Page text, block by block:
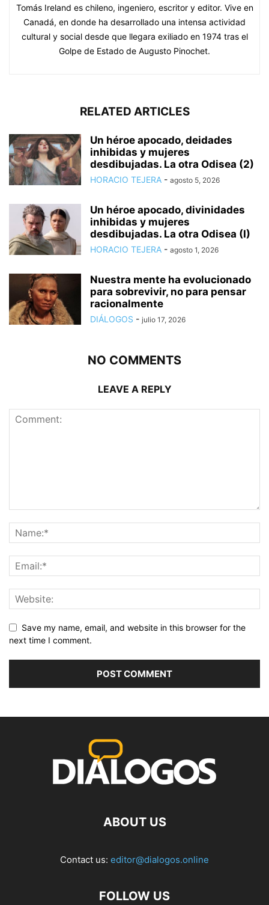
Tomás Ireland es chileno, ingeniero, escritor y editor. Vive en
Canadá, en donde ha desarrollado una intensa actividad
cultural y social desde que llegara exiliado en 1974 tras el
Golpe de Estado de Augusto Pinochet.
RELATED ARTICLES
Un héroe apocado, deidades
inhibidas y mujeres
desdibujadas. La otra Odisea (2)
HORACIO TEJERA - agosto 5, 2026
Un héroe apocado, divinidades
inhibidas y mujeres
desdibujadas. La otra Odisea (I)
HORACIO TEJERA - agosto 1, 2026
Nuestra mente ha evolucionado
para sobrevivir, no para pensar
racionalmente
DIÁLOGOS - julio 17, 2026
NO COMMENTS
LEAVE A REPLY
Save my name, email, and website in this browser for the
next time I comment.
ABOUT US
Contact us: editor@dialogos.online
FOLLOW US